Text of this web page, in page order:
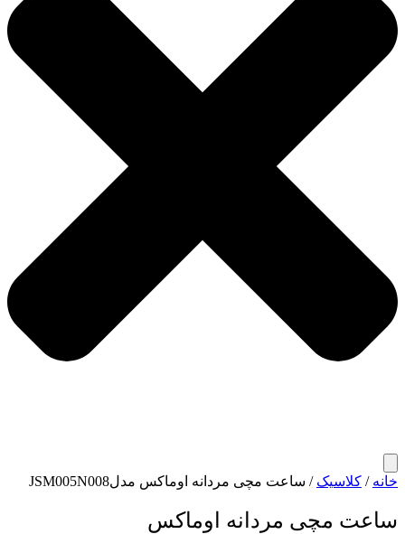
خانه / کلاسیک / ساعت مچی مردانه اوماکس مدلJSM005N008
ساعت مچی مردانه اوماکس